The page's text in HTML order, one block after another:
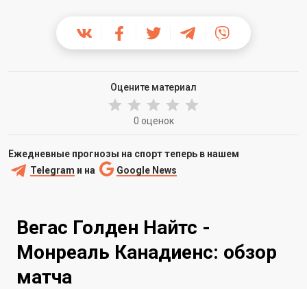
Оцените материал
0 оценок
Ежедневные прогнозы на спорт теперь в нашем
Telegram и на Google News
Вегас Голден Найтс -
Монреаль Канадиенс: обзор
матча